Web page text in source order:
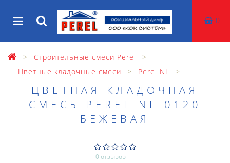
0
Строительные смеси Perel
Цветные кладочные смеси
Perel NL
ЦВЕТНАЯ КЛАДОЧНАЯ
СМЕСЬ PEREL NL 0120
БЕЖЕВАЯ
0 отзывов